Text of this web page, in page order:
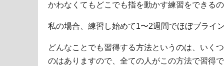
かわなくてもどこでも指を動かす練習をできる
私の場合、練習し始めて1〜2週間でほぼブライ
どんなことでも習得する方法というのは、いく
のはありますので、全ての人がこの方法で習得